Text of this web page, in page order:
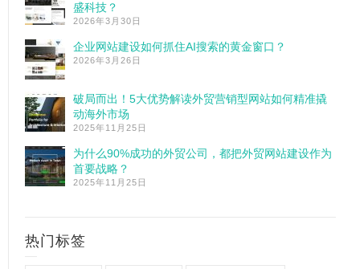
盛科技？
2026年3月30日
企业网站建设如何抓住AI搜索的黄金窗口？
2026年3月26日
破局而出！5大优势解读外贸营销型网站如何精准撬
动海外市场
2025年11月25日
为什么90%成功的外贸公司，都把外贸网站建设作为
首要战略？
2025年11月25日
热门标签